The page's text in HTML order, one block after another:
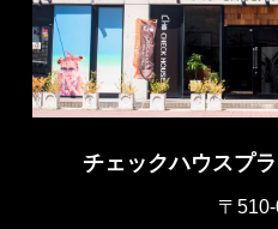
チェックハウスプ
〒